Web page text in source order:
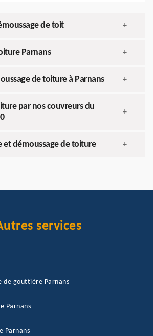
de toit +
Parnans +
de toiture à Parnans +
par nos couvreurs du
+
et démoussage de toiture +
services
de gouttière Parnans
Parnans
Parnans